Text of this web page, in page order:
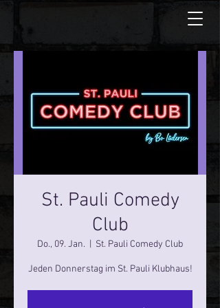
St. Pauli Comedy
Club
Do., 09. Jan. St. Pauli Comedy Club
Jeden Donnerstag im St. Pauli Klubhaus!